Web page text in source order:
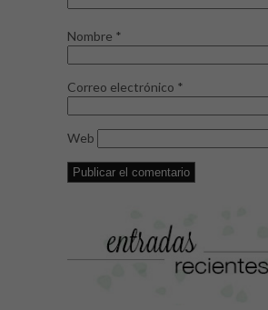
Nombre *
Correo electrónico *
Web